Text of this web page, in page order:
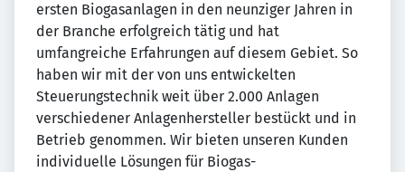
ersten Biogasanlagen in den neunziger Jahren in
der Branche erfolgreich tätig und hat
umfangreiche Erfahrungen auf diesem Gebiet. So
haben wir mit der von uns entwickelten
Steuerungstechnik weit über 2.000 Anlagen
verschiedener Anlagenhersteller bestückt und in
Betrieb genommen. Wir bieten unseren Kunden
individuelle Lösungen für Biogas-